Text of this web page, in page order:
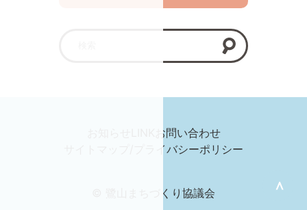
＞
お問い合わせ
サイトマップ/プライバシーポリシー
© 鷺山まちづくり協議会